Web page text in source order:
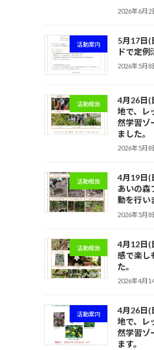
2026年6月2
活動案内
5月17日(
ドで定例
2026年5月8
活動報告
4月26日(
地で、レ
然学習ゾ
ました。
2026年5月8
活動報告
4月19日(
あいの森
動を行い
2026年5月8
活動報告
4月12日(
感で楽し
た。
2026年4月
活動案内
4月26日(
地で、レ
然学習ゾ
ます。